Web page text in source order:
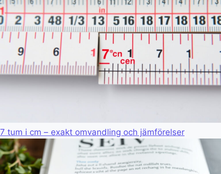
7 tum i cm – exakt omvandling och jämförelser